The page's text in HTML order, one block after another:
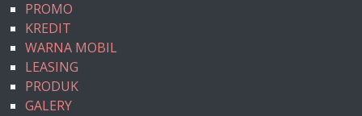
PROMO
KREDIT
WARNA MOBIL
LEASING
PRODUK
GALERY